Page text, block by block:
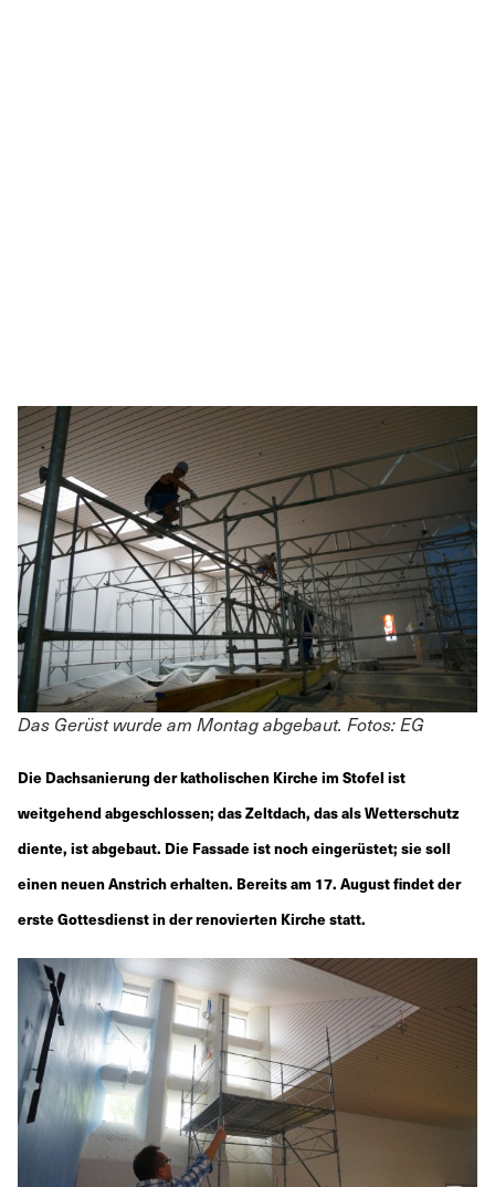
Das Gerüst wurde am Montag abgebaut. Fotos: EG
Die Dachsanierung der katholischen Kirche im Stofel ist
weitgehend abgeschlossen; das Zeltdach, das als Wetterschutz
diente, ist abgebaut. Die Fassade ist noch eingerüstet; sie soll
einen neuen Anstrich erhalten. Bereits am 17. August findet der
erste Gottesdienst in der renovierten Kirche statt.